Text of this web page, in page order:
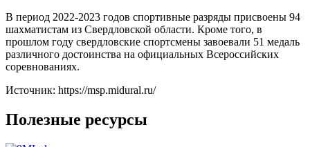
В период 2022-2023 годов спортивные разряды присвоены 94
шахматистам из Свердловской области. Кроме того, в
прошлом году свердловские спортсмены завоевали 51 медаль
различного достоинства на официальных Всероссийских
соревнованиях.
Источник: https://msp.midural.ru/
Полезные ресурсы